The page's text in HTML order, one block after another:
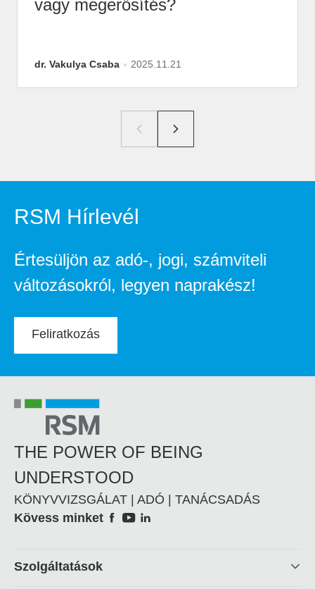
vagy megerősítés?
dr. Vakulya Csaba 2025.11.21
RSM Hírlevél
Értesüljön az adó-, jogi, számviteli
változásokról, legyen naprakész!
Feliratkozás
THE POWER OF BEING
UNDERSTOOD
KÖNYVVIZSGÁLAT | ADÓ | TANÁCSADÁS
Social
Kövess minket
Footer
Szolgáltatások